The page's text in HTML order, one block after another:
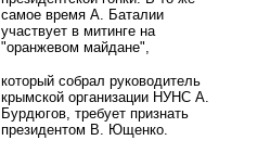
самое время А. Баталии
участвует в митинге на
"оранжевом майдане",
который собрал руководитель
крымской организации НУНС А.
Бурдюгов, требует признать
президентом В. Ющенко.